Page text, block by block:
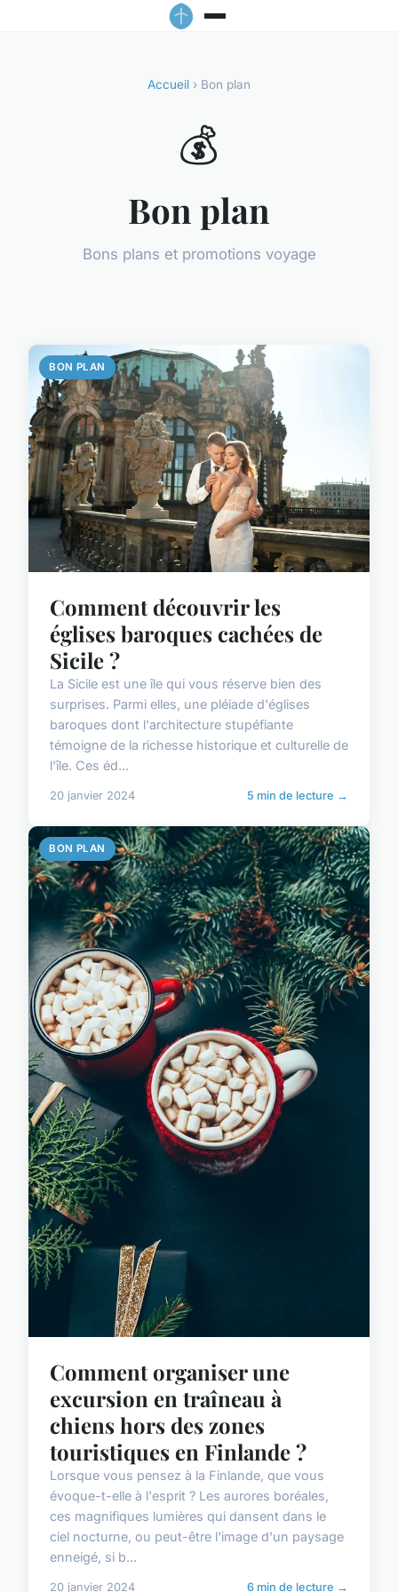
Accueil › Bon plan
💰
Bon plan
Bons plans et promotions voyage
BON PLAN
Comment découvrir les
églises baroques cachées de
Sicile ?
La Sicile est une île qui vous réserve bien des
surprises. Parmi elles, une pléiade d'églises
baroques dont l'architecture stupéfiante
témoigne de la richesse historique et culturelle de
l'île. Ces éd...
20 janvier 2024 5 min de lecture →
BON PLAN
Comment organiser une
excursion en traîneau à
chiens hors des zones
touristiques en Finlande ?
Lorsque vous pensez à la Finlande, que vous
évoque-t-elle à l'esprit ? Les aurores boréales,
ces magnifiques lumières qui dansent dans le
ciel nocturne, ou peut-être l'image d'un paysage
enneigé, si b...
20 janvier 2024 6 min de lecture →